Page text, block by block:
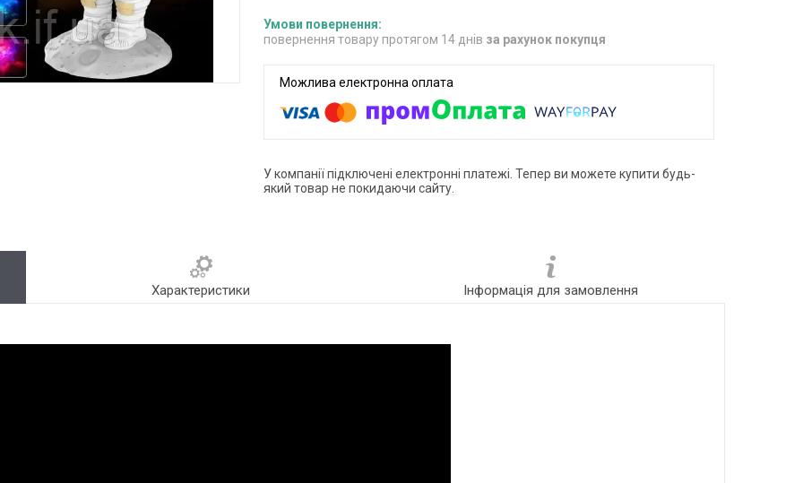
повернення товару протягом 14 днів за рахунок покупця
У компанії підключені електронні платежі. Тепер ви можете купити будь-
який товар не покидаючи сайту.
Характеристики Інформація для замовлення